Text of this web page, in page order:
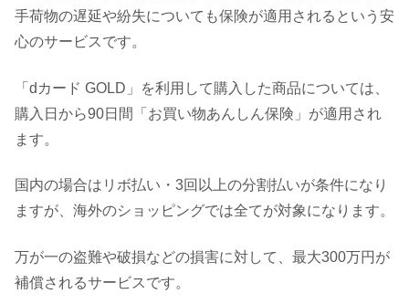
手荷物の遅延や紛失についても保険が適用されるという安
心のサービスです。
「dカード GOLD」を利用して購入した商品については、
購入日から90日間「お買い物あんしん保険」が適用され
ます。
国内の場合はリボ払い・3回以上の分割払いが条件になり
ますが、海外のショッピングでは全てが対象になります。
万が一の盗難や破損などの損害に対して、最大300万円が
補償されるサービスです。